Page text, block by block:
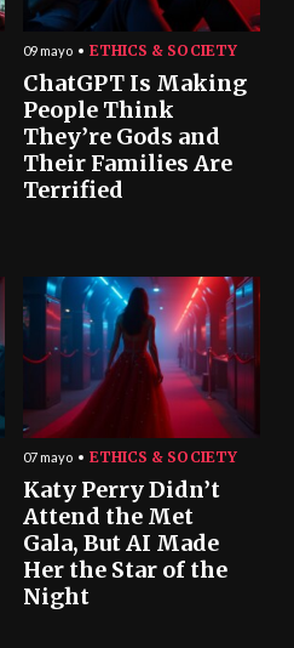
09 mayo ETHICS & SOCIETY
ChatGPT Is Making
People Think
They’re Gods and
Their Families Are
Terrified
07 mayo ETHICS & SOCIETY
Katy Perry Didn’t
Attend the Met
Gala, But AI Made
Her the Star of the
Night